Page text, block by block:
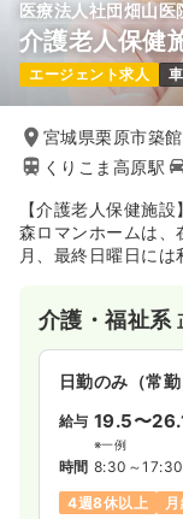
医療法人社団畑山医
介護老人保健
エージェント求人
宮城県栗原市築
くりこま高原駅
【介護老人保健施
森ロマンホームは、
月、最終日曜日に
く、住み慣れた地
介護士・理学療法
いった様々な職種
をサポートいたしま
介護・福祉系
日勤のみ（常勤
給与 19.5〜
※一例
時間 8:30～17:30
4週8休以上